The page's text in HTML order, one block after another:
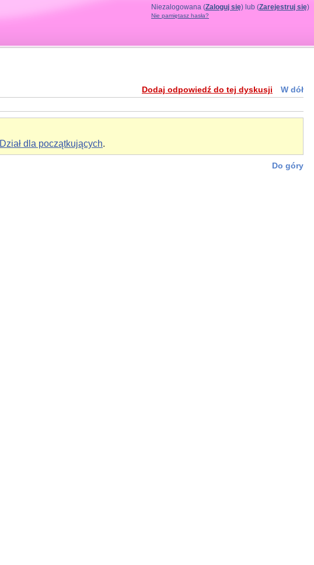
Niezalogowana (Zaloguj się) lub (Zarejestruj się)
Nie pamiętasz hasła?
Dodaj odpowiedź do tej dyskusji
W dół
Dział dla początkujących.
Do góry